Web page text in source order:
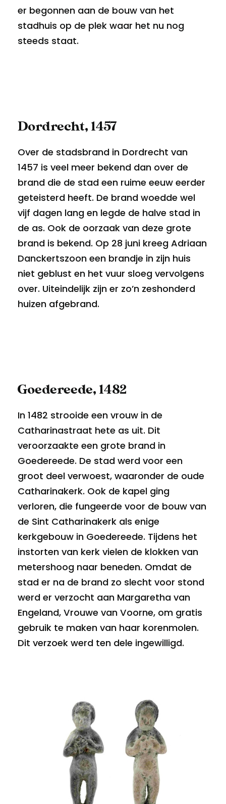
er begonnen aan de bouw van het
stadhuis op de plek waar het nu nog
steeds staat.
Dordrecht, 1457
Over de stadsbrand in Dordrecht van
1457 is veel meer bekend dan over de
brand die de stad een ruime eeuw eerder
geteisterd heeft. De brand woedde wel
vijf dagen lang en legde de halve stad in
de as. Ook de oorzaak van deze grote
brand is bekend. Op 28 juni kreeg Adriaan
Danckertszoon een brandje in zijn huis
niet geblust en het vuur sloeg vervolgens
over. Uiteindelijk zijn er zo’n zeshonderd
huizen afgebrand.
Goedereede, 1482
In 1482 strooide een vrouw in de
Catharinastraat hete as uit. Dit
veroorzaakte een grote brand in
Goedereede. De stad werd voor een
groot deel verwoest, waaronder de oude
Catharinakerk. Ook de kapel ging
verloren, die fungeerde voor de bouw van
de Sint Catharinakerk als enige
kerkgebouw in Goedereede. Tijdens het
instorten van kerk vielen de klokken van
metershoog naar beneden. Omdat de
stad er na de brand zo slecht voor stond
werd er verzocht aan Margaretha van
Engeland, Vrouwe van Voorne, om gratis
gebruik te maken van haar korenmolen.
Dit verzoek werd ten dele ingewilligd.